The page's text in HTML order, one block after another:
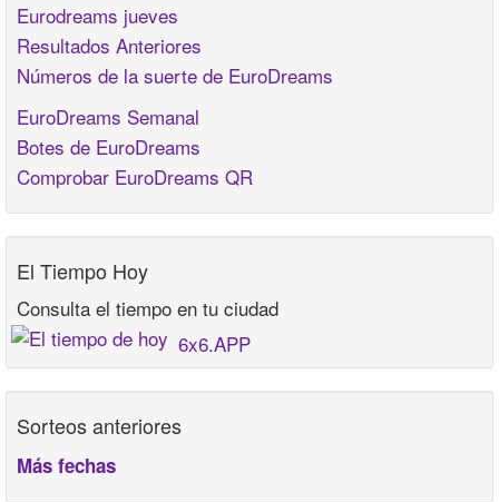
Eurodreams jueves
Resultados Anteriores
Números de la suerte de EuroDreams
EuroDreams Semanal
Botes de EuroDreams
Comprobar EuroDreams QR
El Tiempo Hoy
Consulta el tiempo en tu ciudad
6x6.APP
Sorteos anteriores
Más fechas